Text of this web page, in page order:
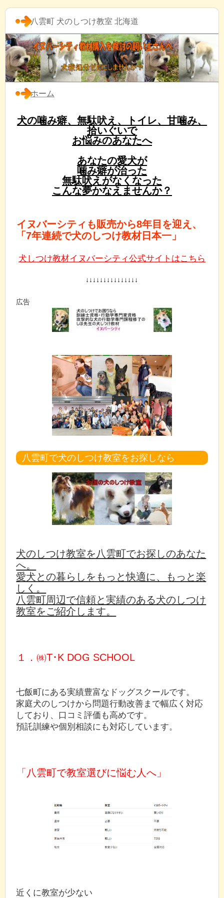
八雲町 犬のしつけ教室 北海道
ホーム
犬の噛み癖、無駄吠え、トイレ、甘噛み、
拾いぐいで
お悩みのあなたへ
あなたの愛犬が
噛み癖が治った
無駄吠えがなくなった
こんな夢かなえませんか？
イヌバーシティも販売から8年目を迎え、
「7年連続で犬のしつけ教材日本一」
犬しつけ教材イヌバーシティ公式サイトはこちら
↓↓↓↓↓↓↓↓↓↓↓↓↓↓↓
広告
八雲町で犬のしつけ教室をお探しなら
犬のしつけ教室を八雲町でお探しのあなた
へ。
愛犬との暮らしをもっと快適に、もっと楽
しく。
八雲町周辺で信頼と実績のある犬のしつけ
教室をご紹介します。
１．㈱T･K DOG SCHOOL
七飯町にある実績豊富なドッグスクールです。
家庭犬のしつけから問題行動改善まで幅広く対応
しており、口コミ評価も高めです。
預託訓練や個別相談にも対応しています。
「八雲町で教室選びに悩む人へ」
近くに教室が少ない